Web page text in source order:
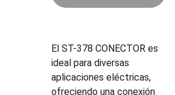
El ST-378 CONECTOR es
ideal para diversas
aplicaciones eléctricas,
ofreciendo una conexión